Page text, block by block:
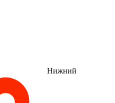
Нижний